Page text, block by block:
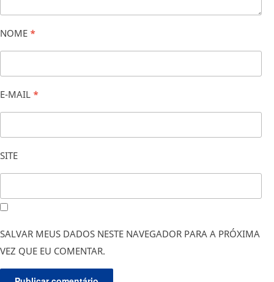
NOME *
E-MAIL *
SITE
SALVAR MEUS DADOS NESTE NAVEGADOR PARA A PRÓXIMA
VEZ QUE EU COMENTAR.